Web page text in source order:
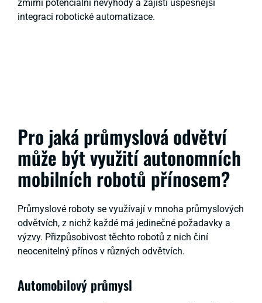
zmírní potenciální nevýhody a zajistí úspěšnější
integraci robotické automatizace.
Pro jaká průmyslová odvětví
může být využití autonomních
mobilních robotů přínosem?
Průmyslové roboty se využívají v mnoha průmyslových
odvětvích, z nichž každé má jedinečné požadavky a
výzvy. Přizpůsobivost těchto robotů z nich činí
neocenitelný přínos v různých odvětvích.
Automobilový průmysl